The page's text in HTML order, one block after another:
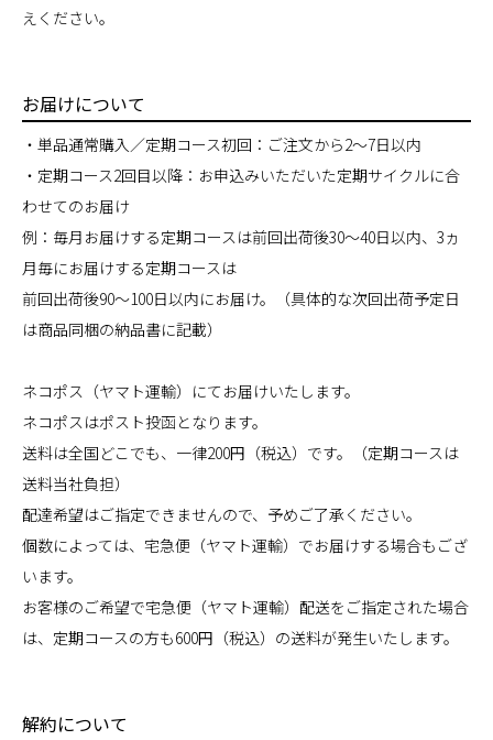
えください。
お届けについて
・単品通常購入／定期コース初回：ご注文から2～7日以内
・定期コース2回目以降：お申込みいただいた定期サイクルに合
わせてのお届け
例：毎月お届けする定期コースは前回出荷後30～40日以内、3ヵ
月毎にお届けする定期コースは
前回出荷後90～100日以内にお届け。（具体的な次回出荷予定日
は商品同梱の納品書に記載）
ネコポス（ヤマト運輸）にてお届けいたします。
ネコポスはポスト投函となります。
送料は全国どこでも、一律200円（税込）です。（定期コースは
送料当社負担）
配達希望はご指定できませんので、予めご了承ください。
個数によっては、宅急便（ヤマト運輸）でお届けする場合もござ
います。
お客様のご希望で宅急便（ヤマト運輸）配送をご指定された場合
は、定期コースの方も600円（税込）の送料が発生いたします。
解約について